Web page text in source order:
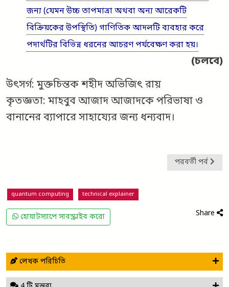
জন্য (যেমন উচ্চ তাপমাত্রা অথবা অন্য আরেকটি
বিক্রিয়কের উপস্থিতি) গাণিতিক আদলটি ব্যবহার করে
পদার্থটির বিভিন্ন ধরনের আচরণ পর্যবেক্ষণ করা হয়।
(চলবে)
উৎসর্গ: মুক্তচিন্তক শহীদ অভিজিৎ রায়
কৃতজ্ঞতা: মাহবুব আজাদ আজাদকে পরিভাষা ও
বানানের ব্যাপারে সাহায্যের জন্য ধন্যবাদ।
পরবর্তী পর্ব
quantum computing technical explainer
হোয়াটস্যাপে সাবস্ক্রাইব করো Share
লেখক পরিচিতি